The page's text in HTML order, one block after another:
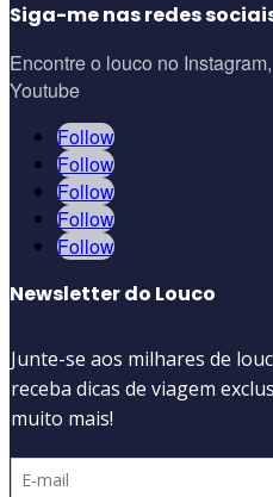
Siga-me nas redes
Encontre o louco no
Youtube
Follow
Follow
Follow
Follow
Follow
Newsletter do Louco